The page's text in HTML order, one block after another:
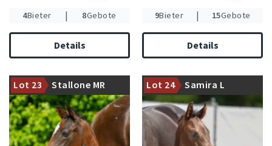
4Bieter | 8Gebote
Details
9Bieter | 15Gebote
Details
Lot 23 Stallone MR
Mutterstamm des S***-
erfoglreichen Celler
Landbeschälers Vidar
Lot 24 Samira L
Großmutter brachte zwei S-
Dressur erfolgreiche Pferde